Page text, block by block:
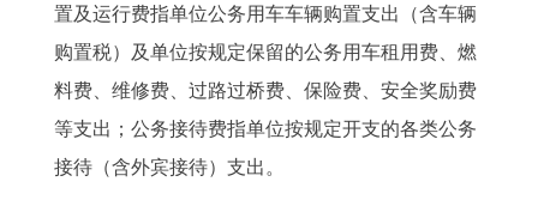
置及运行费指单位公务用车车辆购置支出（含车辆
购置税）及单位按规定保留的公务用车租用费、燃
料费、维修费、过路过桥费、保险费、安全奖励费
等支出；公务接待费指单位按规定开支的各类公务
接待（含外宾接待）支出。